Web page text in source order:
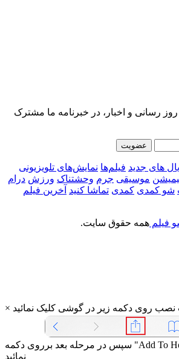
رسانی و اخبار، در خبرنامه ما مشترک
عضویت
های جدید فیلم‌ها نمایش‌های تلویزیونی
موسیقی جرم وحشتناک ورزش درام
شو کمدی کمدی تماشا کنید آخرین فیلم
فیلم همه حقوق سایت.
× روی دکمه زیر در گوشی کلیک نمائید
سپس در مرحله بعد برروی دکمه "Add To Home Screen" کلیک
نمائید